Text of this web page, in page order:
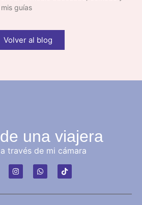
guías
Volver al blog
una viajera
través de mi cámara